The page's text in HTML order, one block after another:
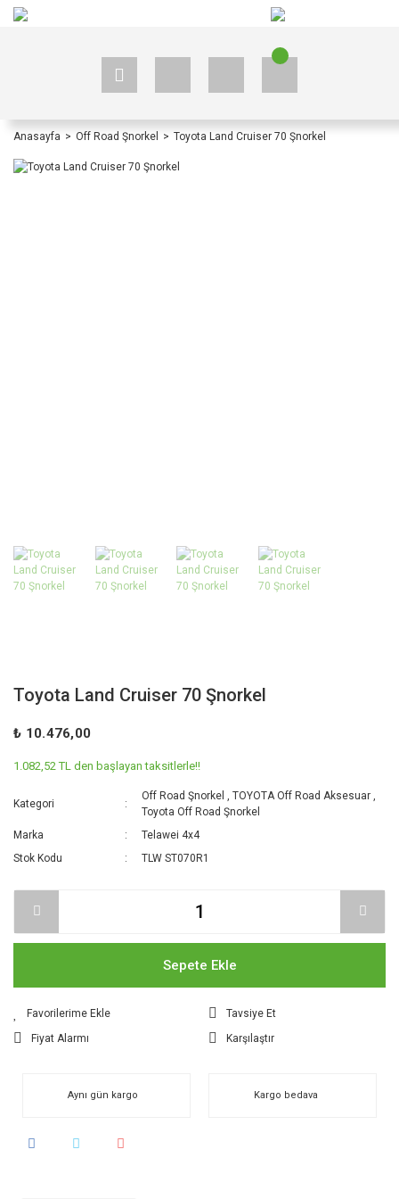
Anasayfa Off Road Şnorkel Toyota Land Cruiser 70 Şnorkel
Toyota Land Cruiser 70 Şnorkel
₺ 10.476,00
1.082,52 TL den başlayan taksitlerle!!
Kategori
Off Road Şnorkel ,TOYOTA Off Road Aksesuar
Toyota Off Road Şnorkel
Marka
Telawei 4x4
Stok Kodu
TLW ST070R1
Sepete Ekle
Tavsiye Et
Fiyat Alarmı
Karşılaştır
Aynı gün kargo Kargo bedava